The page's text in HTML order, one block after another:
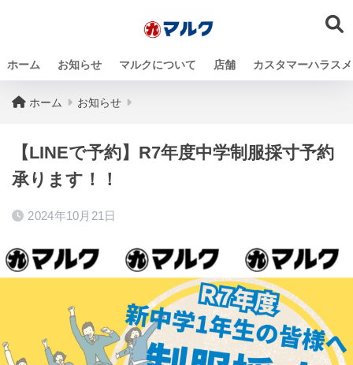
ホーム お知らせ マルクについて 店舗 カスタマーハラス
ホーム お知らせ
【LINEで予約】R7年度中学制服採寸予約
承ります！！
2024年10月21日